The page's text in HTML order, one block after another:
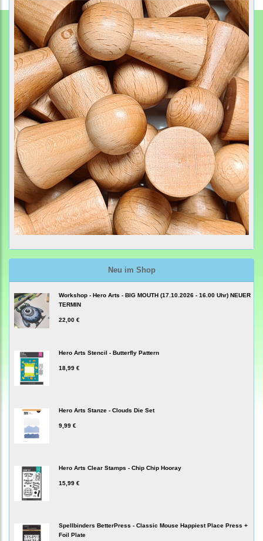
Neu im Shop
Workshop - Hero Arts - BIG MOUTH (17.10.2026 - 16.00 Uhr) NEUER
TERMIN
22,00 €
Hero Arts Stencil - Butterfly Pattern
18,99 €
Hero Arts Stanze - Clouds Die Set
9,99 €
Hero Arts Clear Stamps - Chip Chip Hooray
15,99 €
Spellbinders BetterPress - Classic Mouse Happiest Place Press +
Foil Plate